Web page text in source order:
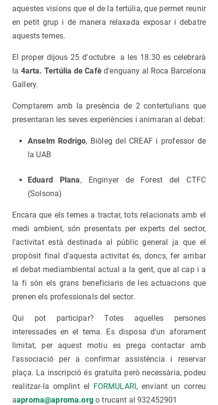
aquestes visions que el de la tertúlia, que permet reunir
en petit grup i de manera relaxada exposar i debatre
aquests temes.
El proper dijous 25 d'octubre a les 18.30 es celebrarà
la 4arta. Tertúlia de Cafèd'enguany al Roca Barcelona
Gallery.
Comptarem amb la presència de 2 contertulians que
presentaran les seves experiències i animaran al debat:
Anselm Rodrigo, Biòleg del CREAF i professor de
la UAB
Eduard Plana, Enginyer de Forest del CTFC
(Solsona)
Encara que els temes a tractar, tots relacionats amb el
medi ambient, són presentats per experts del sector,
l'activitat està destinada al públic general ja que el
propòsit final d'aquesta activitat és, doncs, fer arribar
el debat mediambiental actual a la gent, que al cap i a
la fi són els grans beneficiaris de les actuacions que
prenen els professionals del sector.
Qui pot participar? Totes aquelles persones
interessades en el tema. Es disposa d'un aforament
limitat, per aquest motiu es prega contactar amb
l'associació per a confirmar assistència i reservar
plaça. La inscripció és gratuïta però necessària, podeu
realitzar-la omplint el FORMULARI, enviant un correu
aaproma@aproma.orgo trucant al 932452901